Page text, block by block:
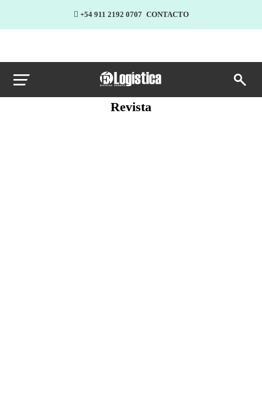
+54 911 2192 0707 CONTACTO
Revista